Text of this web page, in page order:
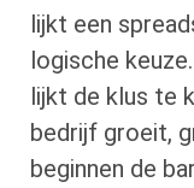
lijkt een
logische
lijkt de klus te
bedrijf groeit,
beginnen de